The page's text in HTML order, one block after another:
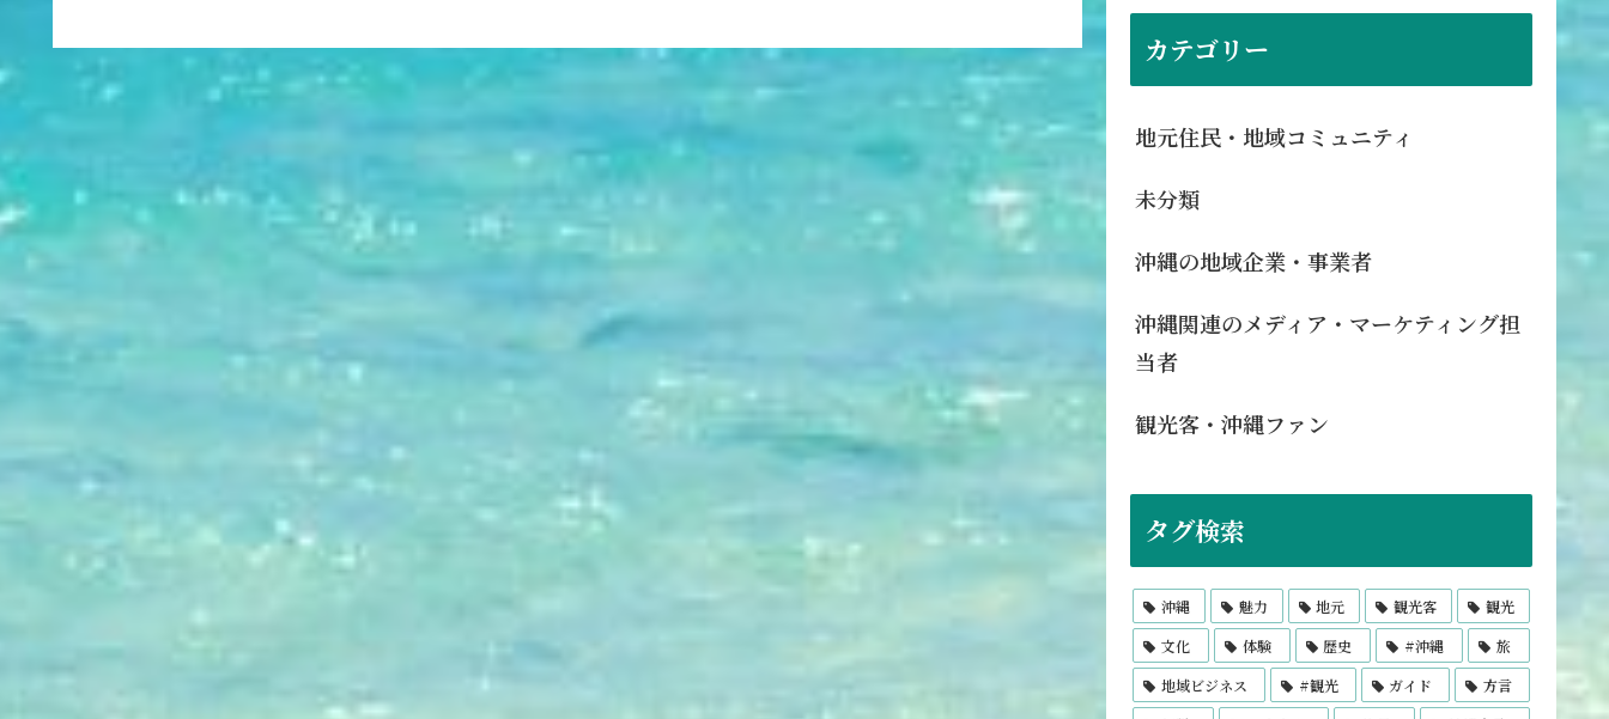
カテゴリー
地元住民・地域コミュニティ
未分類
沖縄の地域企業・事業者
沖縄関連のメディア・マーケティング担
当者
観光客・沖縄ファン
タグ検索
沖縄 魅力 地元 観光客
観光
文化
体験 歴史 #沖縄
旅
地域ビジネス
#観光 ガイド
方言